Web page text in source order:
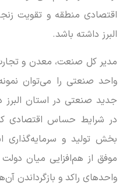
اقتصادی منطقه و تقویت
البرز داشته باشد.
مدیر کل صنعت، معدن و تجارت
واحد صنعتی را می‌توان
جدید صنعتی در استان
در شرایط حساس اقتصادی
بخش تولید و سرمایه‌گذاری
موفق از هم‌افزایی میان
واحدهای راکد و بازگرداندن